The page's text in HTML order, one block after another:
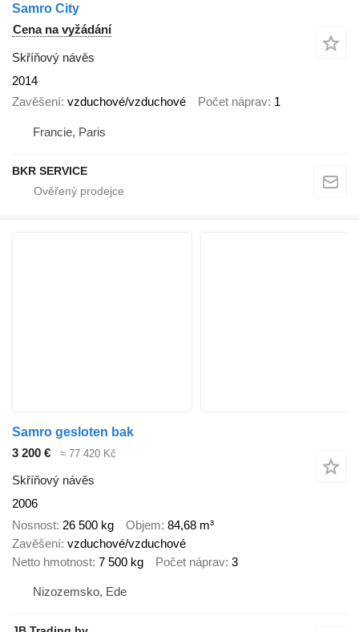
Samro City
Cena na vyžádání
Skříňový návěs
2014
Zavěšení vzduchové/vzduchové Počet náprav 1
Francie, Paris
BKR SERVICE
Samro gesloten bak
3 200 €
≈ 77 420 Kč
Skříňový návěs
2006
Nosnost 26 500 kg Objem 84,68 m³
Zavěšení vzduchové/vzduchové
Netto hmotnost 7 500 kg Počet náprav 3
Nizozemsko, Ede